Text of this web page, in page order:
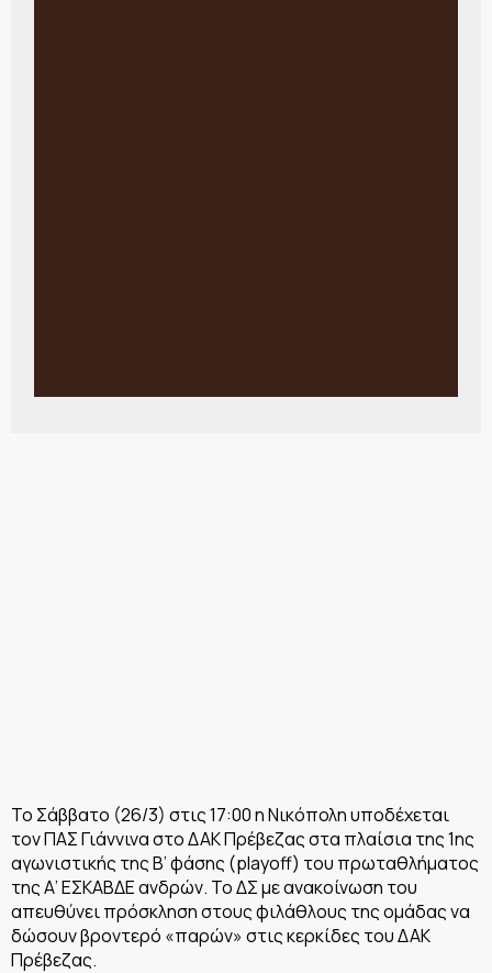
To Σάββατο (26/3) στις 17:00 η Νικόπολη υποδέχεται
τον ΠΑΣ Γιάννινα στο ΔΑΚ Πρέβεζας στα πλαίσια της 1ης
αγωνιστικής της Β’ φάσης (playoff) του πρωταθλήματος
της Α’ ΕΣΚΑΒΔΕ ανδρών. Το ΔΣ με ανακοίνωση του
απευθύνει πρόσκληση στους φιλάθλους της ομάδας να
δώσουν βροντερό «παρών» στις κερκίδες του ΔΑΚ
Πρέβεζας.